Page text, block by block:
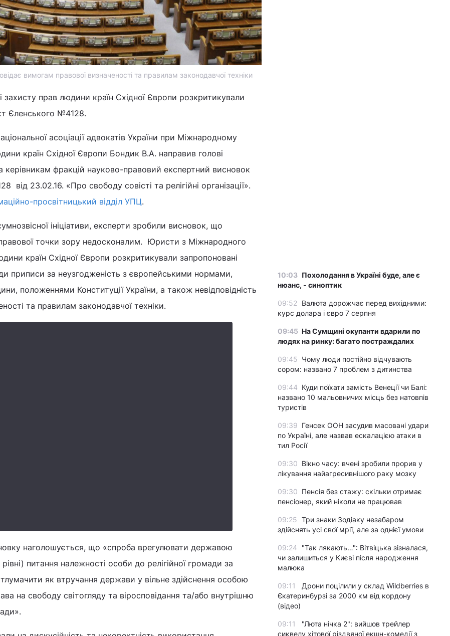
вимогам правової визначеності та правилам законодавчої техніки
захисту прав людини країн Східної Європи розкритикували
Єленського №4128.
асоціації адвокатів України при Міжнародному
країн Східної Європи Бондик В.А. направив голові
керівникам фракцій науково-правовий експертний висновок
23.02.16. «Про свободу совісті та релігійні організації».
просвітницький відділ УПЦ.
ініціативи, експерти зробили висновок, що
точки зору недосконалим. Юристи з Міжнародного
країн Східної Європи розкритикували запропоновані
приписи за неузгодженість з європейськими нормами,
положеннями Конституції України, а також невідповідність
та правилам законодавчої техніки.
наголошується, що «спроба врегулювати державою
питання належності особи до релігійної громади за
як втручання держави у вільне здійснення особою
на свободу світогляду та віросповідання та/або внутрішню
10:03 Похолодання в Україні буде, але є
нюанс, - синоптик
09:52
Валюта дорожчає перед вихідними:
курс долара і євро 7 серпня
09:45 На Сумщині окупанти вдарили по
людях на ринку: багато постраждалих
09:45 Чому люди постійно відчувають
сором: названо 7 проблем з дитинства
09:44 Куди поїхати замість Венеції чи Балі:
названо 10 мальовничих місць без натовпів
туристів
09:39 Генсек ООН засудив масовані удари
по Україні, але назвав ескалацією атаки в
тил Росії
09:30 Вікно часу: вчені зробили прорив у
лікування найагресивнішого раку мозку
09:30 Пенсія без стажу: скільки отримає
пенсіонер, який ніколи не працював
09:25 Три знаки Зодіаку незабаром
здійснять усі свої мрії, але за однієї умови
09:24
"Так лякають…": Вітвіцька зізналася,
чи залишиться у Києві після народження
малюка
09:11
Дрони поцілили у склад Wildberries в
Єкатеринбурзі за 2000 км від кордону
(відео)
09:11
"Люта нічка 2": вийшов трейлер
сиквелу хітової різдвяної екшн-комедії з